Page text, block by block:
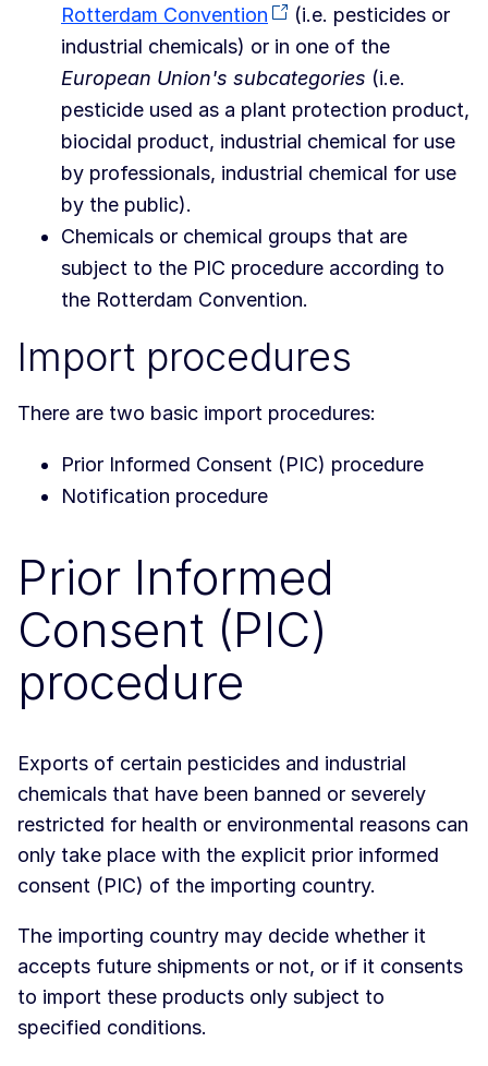
Rotterdam Convention
(i.e. pesticides or
industrial chemicals) or in one of the
European Union's subcategories (i.e.
pesticide used as a plant protection product,
biocidal product, industrial chemical for use
by professionals, industrial chemical for use
by the public).
Chemicals or chemical groups that are
subject to the PIC procedure according to
the Rotterdam Convention.
Import procedures
There are two basic import procedures:
Prior Informed Consent (PIC) procedure
Notification procedure
Prior Informed
Consent (PIC)
procedure
Exports of certain pesticides and industrial
chemicals that have been banned or severely
restricted for health or environmental reasons can
only take place with the explicit prior informed
consent (PIC) of the importing country.
The importing country may decide whether it
accepts future shipments or not, or if it consents
to import these products only subject to
specified conditions.